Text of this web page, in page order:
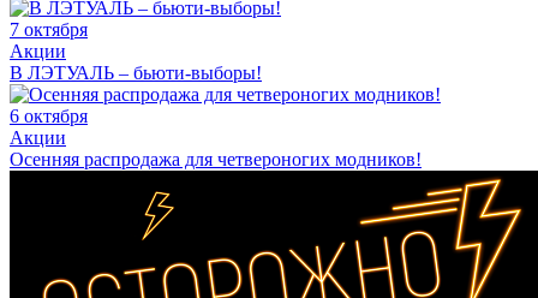
7 октября
Акции
В ЛЭТУАЛЬ – бьюти-выборы!
6 октября
Акции
Осенняя распродажа для четвероногих модников!